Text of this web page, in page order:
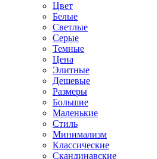
Цвет
Белые
Светлые
Серые
Темные
Цена
Элитные
Дешевые
Размеры
Большие
Маленькие
Стиль
Минимализм
Классические
Скандинавские